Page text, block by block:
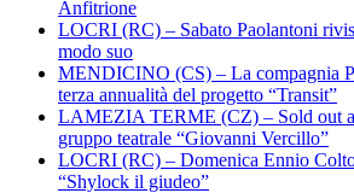
Anfitrione
LOCRI (RC) – Sabato Paolantoni
modo suo
MENDICINO (CS) – La compagnia
terza annualità del progetto “Transit”
LAMEZIA TERME (CZ) – Sold out
gruppo teatrale “Giovanni Vercillo”
LOCRI (RC) – Domenica Ennio
“Shylock il giudeo”